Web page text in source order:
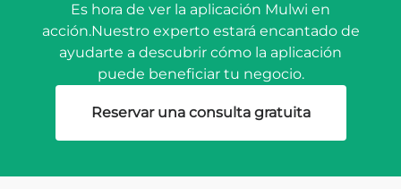
Es hora de ver la aplicación Mulwi en
acción.Nuestro experto estará encantado de
ayudarte a descubrir cómo la aplicación
puede beneficiar tu negocio.
Reservar una consulta gratuita